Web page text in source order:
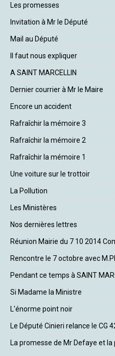
Les promesses
Invitation à Mr le Député
Mail au Député
Il faut nous expliquer
A SAINT MARCELLIN
Dernier courrier à Mr le Maire
Encore un accident
Rafraîchir la mémoire 3
Rafraîchir la mémoire 2
Rafraîchir la mémoire 1
Une voiture sur le trottoir
La Pollution
Les Ministères
Nos dernières lettres
Réunion Mairie du 7 10 2014
Rencontre le 7 octobre avec
Pendant ce temps à SAINT
Si Madame la Ministre
L'énorme point noir
Le Député Cinieri relance le CG
La promesse de Mr Defaye et